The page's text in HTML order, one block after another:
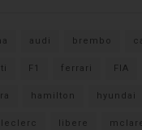
audi brembo
F1 ferrari FIA
hamilton hyundai
leclerc libere